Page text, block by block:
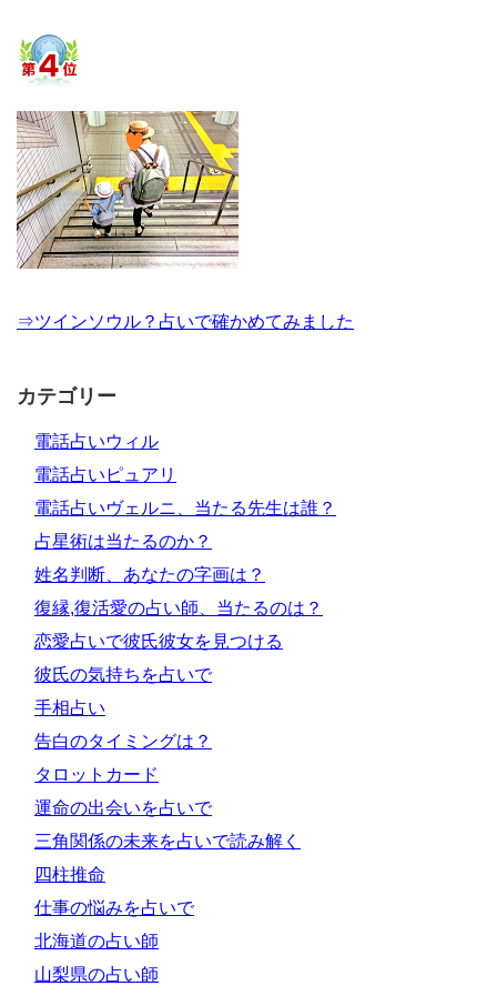
⇒ツインソウル？占いで確かめてみました
カテゴリー
電話占いウィル
電話占いピュアリ
電話占いヴェルニ、当たる先生は誰？
占星術は当たるのか？
姓名判断、あなたの字画は？
復縁,復活愛の占い師、当たるのは？
恋愛占いで彼氏彼女を見つける
彼氏の気持ちを占いで
手相占い
告白のタイミングは？
タロットカード
運命の出会いを占いで
三角関係の未来を占いで読み解く
四柱推命
仕事の悩みを占いで
北海道の占い師
山梨県の占い師